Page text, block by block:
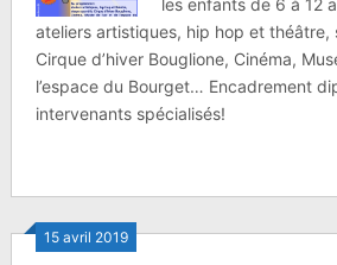
les enfants de 6 à 12
ateliers artistiques, hip hop et théâtre,
Cirque d’hiver Bouglione, Cinéma,
l’espace du Bourget… Encadrement
intervenants spécialisés!
15 avril 2019